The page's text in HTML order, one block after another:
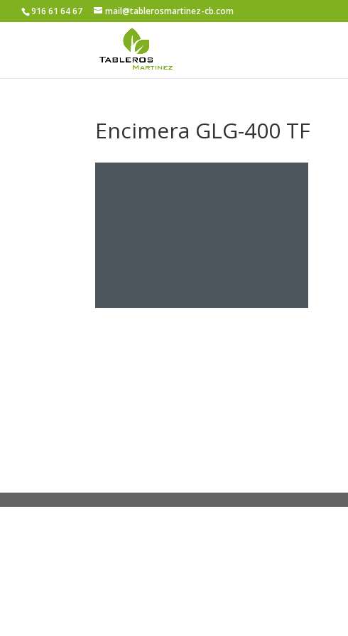
916 61 64 67 mail@tablerosmartinez-cb.com
Encimera GLG-400 TF